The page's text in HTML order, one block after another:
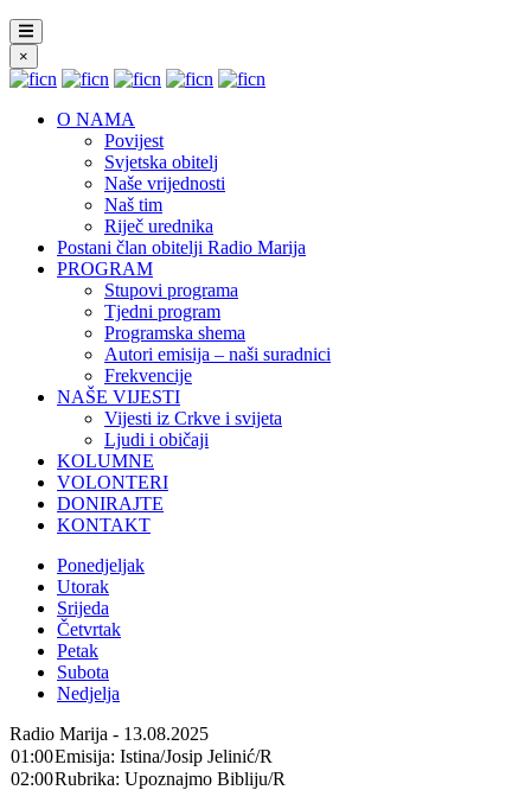
×
O NAMA
Povijest
Svjetska obitelj
Naše vrijednosti
Naš tim
Riječ urednika
Postani član obitelji Radio Marija
PROGRAM
Stupovi programa
Tjedni program
Programska shema
Autori emisija – naši suradnici
Frekvencije
NAŠE VIJESTI
Vijesti iz Crkve i svijeta
Ljudi i običaji
KOLUMNE
VOLONTERI
DONIRAJTE
KONTAKT
Ponedjeljak
Utorak
Srijeda
Četvrtak
Petak
Subota
Nedjelja
Radio Marija - 13.08.2025
01:00Emisija: Istina/Josip Jelinić/R
02:00Rubrika: Upoznajmo Bibliju/R